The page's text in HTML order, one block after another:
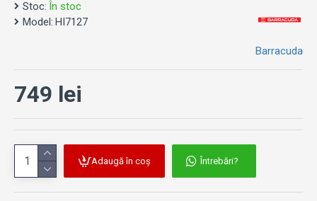
Kit-ul se potrivește la:
HONDA Integra 750 (2014-2019)
HONDA X-ADV 750 (2021- )
HONDA X-ADV (2017-2020)
Stoc: În stoc
Model: HI7127
Barracuda
749 lei
Adaugă în coș Întrebări?